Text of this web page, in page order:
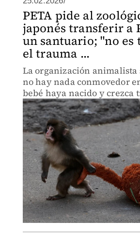
PETA pide al
japonés transferir a
un santuario; "no es
el trauma ...
La organización animalista
no hay nada conmovedor
bebé haya nacido y crezca